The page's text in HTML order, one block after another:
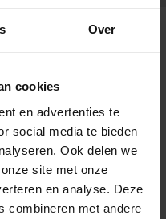
Over
cookies
en advertenties te
social media te bieden
Ook delen we
site met onze
en analyse. Deze
combineren met andere
afhankelijk
producten.
via PostNL of DPD.
met een track &